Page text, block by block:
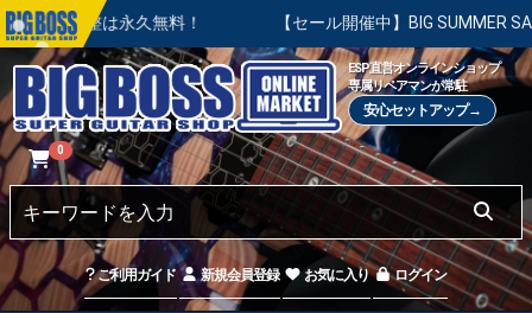
永久無料！ 【セール開催中】BIG SUMMER SALE | 対象の
ESP直営オンラインショップ
専属リペアマンが常駐
安心セットアップ→
0
ご利用ガイド 新規会員登録 お気に入り ログイン